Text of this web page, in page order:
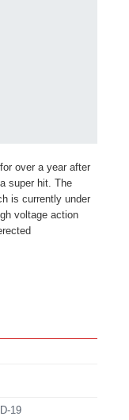
over a year after
super hit. The
is currently under
voltage action
19